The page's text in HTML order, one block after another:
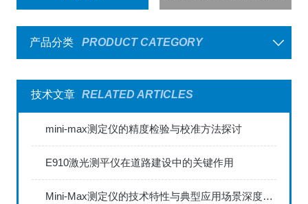
载
产品分类
PRODUCT CATEGORY
技术文章 RELATED ARTICLES
mini-max测定仪的精度检验与校准方法探讨
E910激光测平仪在道路建设中的关键作用
Mini-Max测定仪的技术特性与典型应用场景深度解读